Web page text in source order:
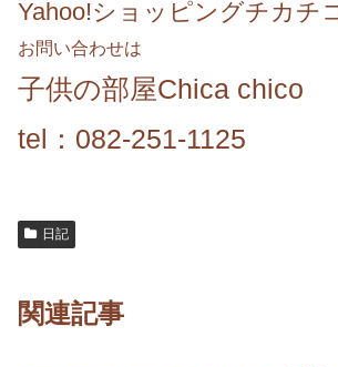
Yahoo!ショッピングチカチ
お問い合わせは
子供の部屋Chica chico
tel：082-251-1125
日記
関連記事